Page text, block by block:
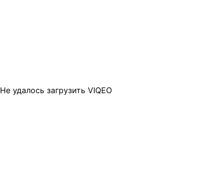
Не удалось загрузить VIQEO